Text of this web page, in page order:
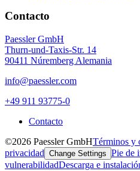
Contacto
Paessler GmbH
Thurn-und-Taxis-Str. 14
90411 Núremberg Alemania
info@paessler.com
+49 911 93775-0
Contacto
©2026 Paessler GmbHTérminos y
privacidad Change Settings Pie de
vulnerabilidadDescarga e